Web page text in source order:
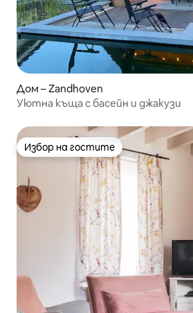
Дом – Zandhoven
Уютна къща с басейн и джакузи
Избор на гостите
Избор на гостите